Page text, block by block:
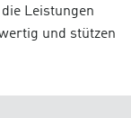
Leistungen
und stützen